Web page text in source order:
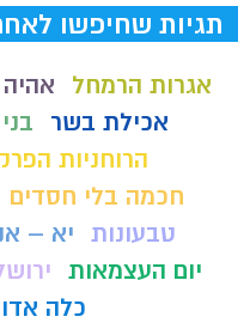
תגיות שחיפשו
אגרות הרמחל
אכילת בשר
הרוחניות
חכמה בלי חסדים
טבעונות יא –
יום העצמאות
כלה